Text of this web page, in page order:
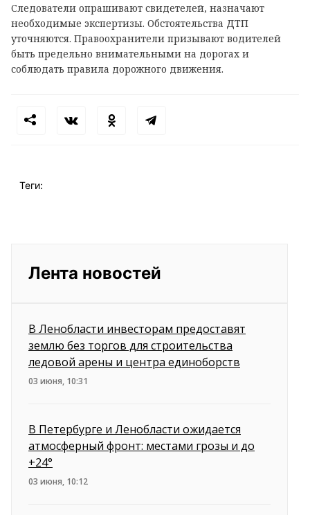
Следователи опрашивают свидетелей, назначают
необходимые экспертизы. Обстоятельства ДТП
уточняются. Правоохранители призывают водителей
быть предельно внимательными на дорогах и
соблюдать правила дорожного движения.
Теги:
Лента новостей
В Ленобласти инвесторам предоставят
землю без торгов для строительства
ледовой арены и центра единоборств
03 июня, 10:31
В Петербурге и Ленобласти ожидается
атмосферный фронт: местами грозы и до
+24°
03 июня, 10:12